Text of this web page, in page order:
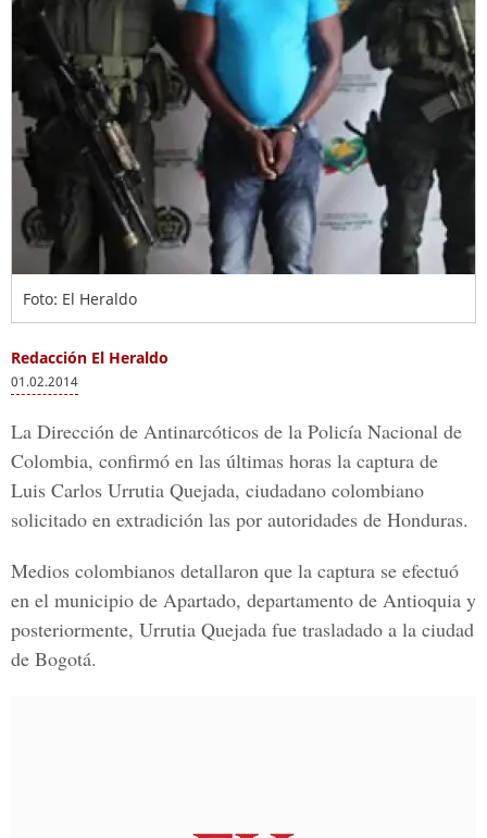
Foto: El Heraldo
Redacción El Heraldo
01.02.2014
La Dirección de Antinarcóticos de la Policía Nacional de
Colombia, confirmó en las últimas horas la captura de
Luis Carlos Urrutia Quejada, ciudadano colombiano
solicitado en extradición las por autoridades de Honduras.
Medios colombianos detallaron que la captura se efectuó
en el municipio de Apartado, departamento de Antioquia y
posteriormente, Urrutia Quejada fue trasladado a la ciudad
de Bogotá.